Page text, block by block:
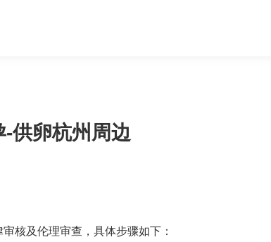
供卵杭州周边
核及伦理审查，具体步骤如下：